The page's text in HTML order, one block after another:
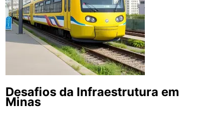
Desafios da Infraestrutura em
Minas